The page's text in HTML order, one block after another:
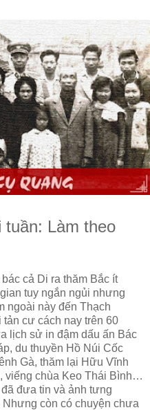
tuần: Làm theo
cả Di ra thăm Bắc ít
tuy ngắn ngủi nhưng
ngoài này đến Thạch
cư cách nay trên 60
lịch sử in đậm dấu ấn Bác
du thuyền Hồ Núi Cốc
Gà, thăm lại Hữu Vĩnh
viếng chùa Keo Thái Bình…
đưa tin và ảnh tưng
còn có chuyện chưa